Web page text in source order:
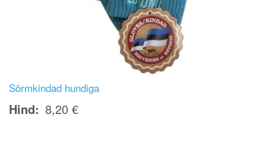
Sõrmkindad hundiga
Hind 8,20 €